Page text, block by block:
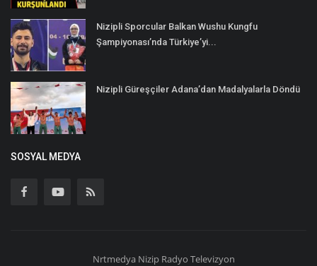
Nizipli Sporcular Balkan Wushu Kungfu
Şampiyonası’nda Türkiye’yi...
Nizipli Güreşçiler Adana’dan Madalyalarla Döndü
SOSYAL MEDYA
Nrtmedya Nizip Radyo Televizyon